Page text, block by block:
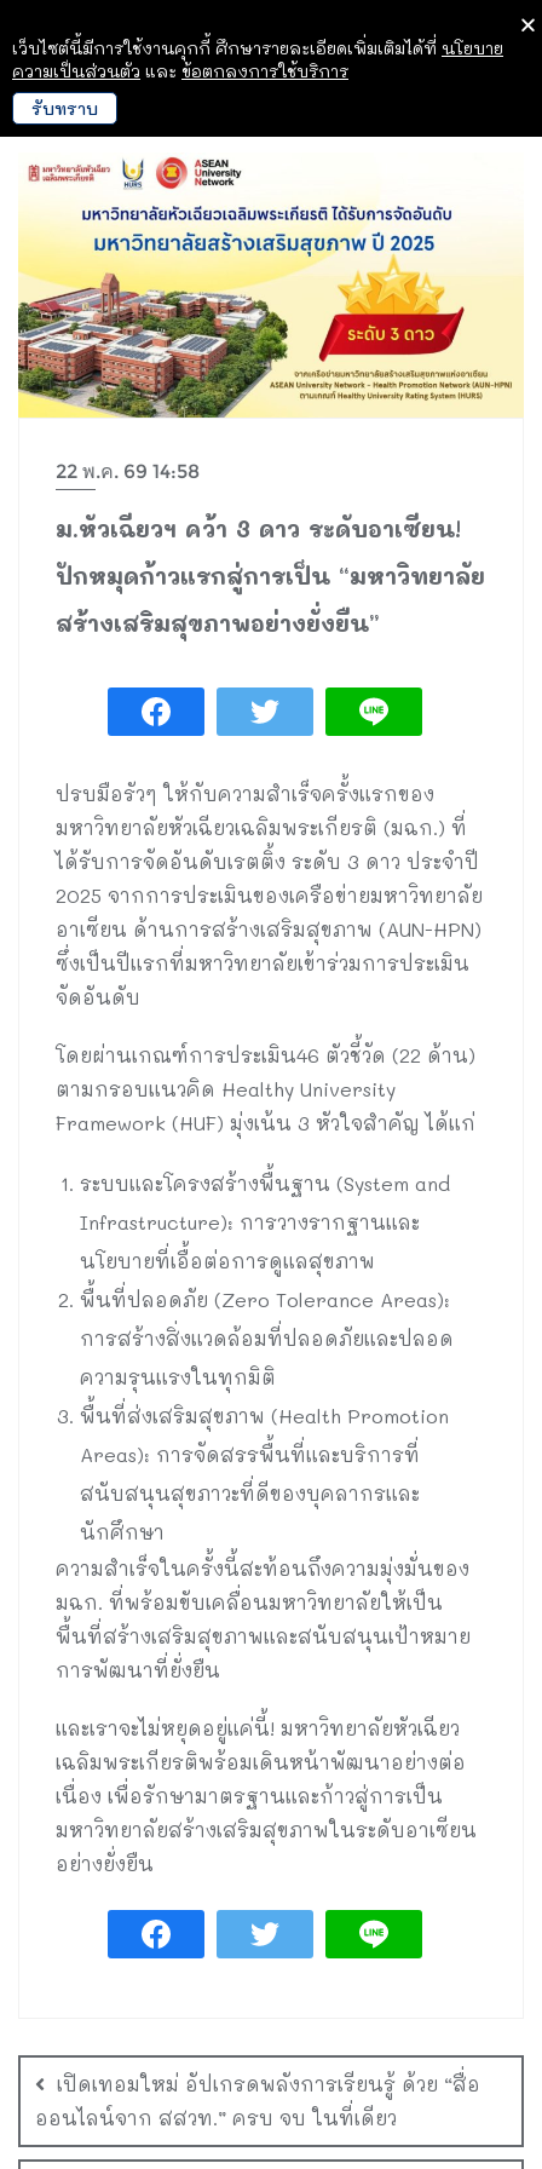
22 พ.ค. 69 14:58
ม.หัวเฉียวฯ คว้า 3 ดาว ระดับอาเซียน!
ปักหมุดก้าวแรกสู่การเป็น “มหาวิทยาลัย
สร้างเสริมสุขภาพอย่างยั่งยืน”
ปรบมือรัวๆ ให้กับความสำเร็จครั้งแรกของ
มหาวิทยาลัยหัวเฉียวเฉลิมพระเกียรติ (มฉก.) ที่
ได้รับการจัดอันดับเรตติ้ง ระดับ 3 ดาว ประจำปี
2025 จากการประเมินของเครือข่ายมหาวิทยาลัย
อาเซียน ด้านการสร้างเสริมสุขภาพ (AUN-HPN)
ซึ่งเป็นปีแรกที่มหาวิทยาลัยเข้าร่วมการประเมิน
จัดอันดับ
โดยผ่านเกณฑ์การประเมิน46 ตัวชี้วัด (22 ด้าน)
ตามกรอบแนวคิด Healthy University
Framework (HUF) มุ่งเน้น 3 หัวใจสำคัญ ได้แก่
ระบบและโครงสร้างพื้นฐาน (System and
Infrastructure): การวางรากฐานและ
นโยบายที่เอื้อต่อการดูแลสุขภาพ
พื้นที่ปลอดภัย (Zero Tolerance Areas):
การสร้างสิ่งแวดล้อมที่ปลอดภัยและปลอด
ความรุนแรงในทุกมิติ
พื้นที่ส่งเสริมสุขภาพ (Health Promotion
Areas): การจัดสรรพื้นที่และบริการที่
สนับสนุนสุขภาวะที่ดีของบุคลากรและ
นักศึกษา
ความสำเร็จในครั้งนี้สะท้อนถึงความมุ่งมั่นของ
มฉก. ที่พร้อมขับเคลื่อนมหาวิทยาลัยให้เป็น
พื้นที่สร้างเสริมสุขภาพและสนับสนุนเป้าหมาย
การพัฒนาที่ยั่งยืน
และเราจะไม่หยุดอยู่แค่นี้! มหาวิทยาลัยหัวเฉียว
เฉลิมพระเกียรติพร้อมเดินหน้าพัฒนาอย่างต่อ
เนื่อง เพื่อรักษามาตรฐานและก้าวสู่การเป็น
มหาวิทยาลัยสร้างเสริมสุขภาพในระดับอาเซียน
อย่างยั่งยืน
เปิดเทอมใหม่ อัปเกรดพลังการเรียนรู้ ด้วย “สื่อ
ออนไลน์จาก สสวท.” ครบ จบ ในที่เดียว
เว็บไซต์นี้มีการใช้งานคุกกี้ ศึกษารายละเอียดเพิ่มเติมได้ที่ นโยบาย
ความเป็นส่วนตัว และ ข้อตกลงการใช้บริการ
รับทราบ